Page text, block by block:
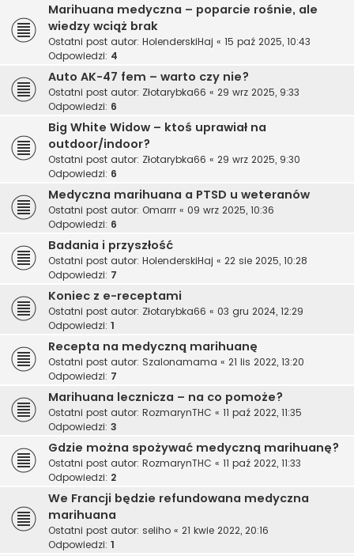
Marihuana medyczna – poparcie rośnie, ale
wiedzy wciąż brak
Ostatni post autor: HolenderskiHaj « 15 paź 2025, 10:43
Odpowiedzi: 4
Auto AK-47 fem – warto czy nie?
Ostatni post autor: Złotarybka66 « 29 wrz 2025, 9:33
Odpowiedzi: 6
Big White Widow – ktoś uprawiał na
outdoor/indoor?
Ostatni post autor: Złotarybka66 « 29 wrz 2025, 9:30
Odpowiedzi: 6
Medyczna marihuana a PTSD u weteranów
Ostatni post autor: Omarrr « 09 wrz 2025, 10:36
Odpowiedzi: 6
Badania i przyszłość
Ostatni post autor: HolenderskiHaj « 22 sie 2025, 10:28
Odpowiedzi: 7
Koniec z e-receptami
Ostatni post autor: Złotarybka66 « 03 gru 2024, 12:29
Odpowiedzi: 1
Recepta na medyczną marihuanę
Ostatni post autor: Szalonamama « 21 lis 2022, 13:20
Odpowiedzi: 7
Marihuana lecznicza – na co pomoże?
Ostatni post autor: RozmarynTHC « 11 paź 2022, 11:35
Odpowiedzi: 3
Gdzie można spożywać medyczną marihuanę?
Ostatni post autor: RozmarynTHC « 11 paź 2022, 11:33
Odpowiedzi: 2
We Francji będzie refundowana medyczna
marihuana
Ostatni post autor: seliho « 21 kwie 2022, 20:16
Odpowiedzi: 1